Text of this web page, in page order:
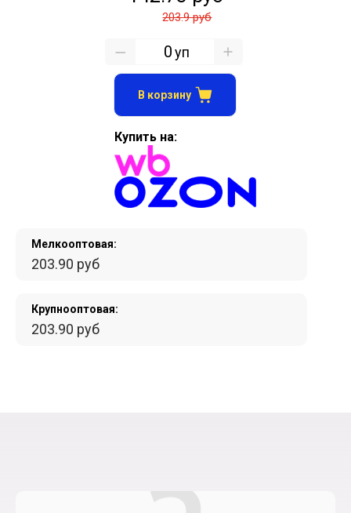
Мелкооптовая:
203.90 руб
Крупнооптовая:
203.90 руб
203.9 руб
уп
В корзину
Купить на: